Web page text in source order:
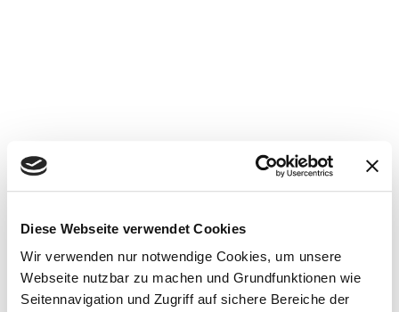
Diese Webseite verwendet Cookies
Wir verwenden nur notwendige Cookies, um unsere
Webseite nutzbar zu machen und Grundfunktionen wie
Seitennavigation und Zugriff auf sichere Bereiche der